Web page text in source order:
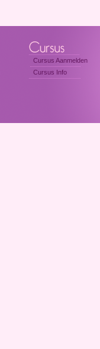
Cursus Aanmelden
Cursus Info